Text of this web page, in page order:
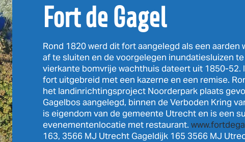
Fort de Gagel
Rond 1820 werd dit fort aangelegd als een aarden
af te sluiten en de voorgelegen inundatiesluizen
vierkante bomvrije wachthuis dateert uit 1850-52.
fort uitgebreid met een kazerne en een remise.
het landinrichtingsproject Noorderpark plaats
Gagelbos aangelegd, binnen de Verboden Kring
is eigendom van de gemeente Utrecht en is een
evenementenlocatie met restaurant.
163, 3566 MJ Utrecht Gageldijk 165 3566 MJ